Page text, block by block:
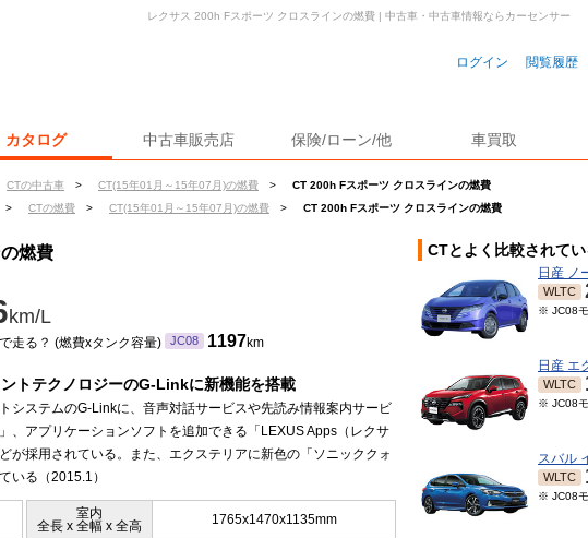
ログイン 閲覧履歴
カタログ 中古車販売店 保険/ローン/他 車買取
CTの中古車 > CT(15年01月～15年07月)の燃費 >
CT 200h Fスポーツ クロスラインの燃費
> CTの燃費 > CT(15年01月～15年07月)の燃費 > CT 200h Fスポーツ クロスラインの燃費
レクサス 200h Fスポーツ クロスラインの燃費 | 中古車・中古車情報ならカーセンサー
燃費
km/L
走る？ (燃費xタンク容量) JC08 1197km
トテクノロジーのG-Linkに新機能を搭載
システムのG-Linkに、音声対話サービスや先読み情報案内サービ
、アプリケーションソフトを追加できる「LEXUS Apps（レクサ
が採用されている。また、エクステリアに新色の「ソニッククォ
いる（2015.1）
室内
全長 x 全幅 x 全高
1765x1470x1135mm
CTとよく比較されて
日産 ノ
WLTC
※ JC08
日産 エ
WLTC
※ JC08
スバル
WLTC
※ JC08